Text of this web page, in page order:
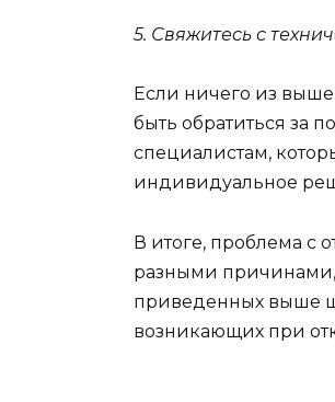
5. Свяжитесь с
Если ничего из
быть обратиться за
специалистам,
индивидуальное
В итоге, проблема с
разными
приведенных выше
возникающих при